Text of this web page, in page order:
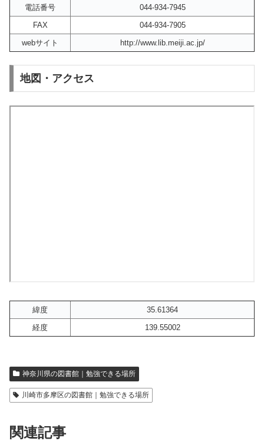
電話番号
044-934-7945
FAX
044-934-7905
webサイト
http://www.lib.meiji.ac.jp/
地図・アクセス
緯度
35.61364
経度
139.55002
神奈川県の図書館｜勉強できる場所
川崎市多摩区の図書館｜勉強できる場所
関連記事